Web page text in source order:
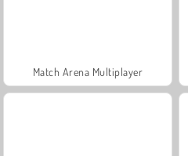
Match Arena Multiplayer